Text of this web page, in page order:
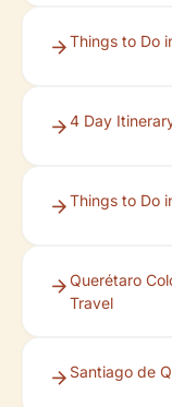
Things to Do
4 Day
Things to Do
Querétaro
Travel
Santiago de